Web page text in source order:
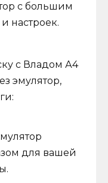
с большим
настроек.
с Владом А4
эмулятор,
для вашей